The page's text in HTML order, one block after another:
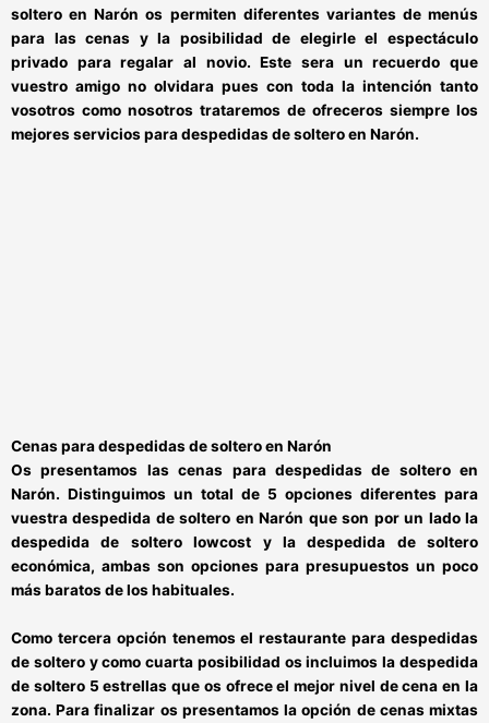
soltero en Narónos permiten diferentes variantes de menús
para las cenas y la posibilidad de elegirle el espectáculo
privado para regalar al novio. Este sera un recuerdo que
vuestro amigo no olvidara pues con toda la intención tanto
vosotros como nosotros trataremos de ofreceros siempre los
mejores servicios paradespedidas de soltero en Narón.
Cenas para despedidas de soltero en Narón
Os presentamos lascenas para despedidas de soltero en
Narón. Distinguimos un total de 5 opciones diferentes para
vuestradespedida de soltero en Narón que son por un lado la
despedida de soltero lowcost y la despedida de soltero
económica, ambas son opciones para presupuestos un poco
más baratosde los habituales.
Como tercera opción tenemos elrestaurante para despedidas
de solteroy como cuarta posibilidad os incluimos ladespedida
de soltero 5 estrellas que os ofrece elmejor nivel de cena en la
zona. Para finalizar os presentamos la opción de cenas mixtas